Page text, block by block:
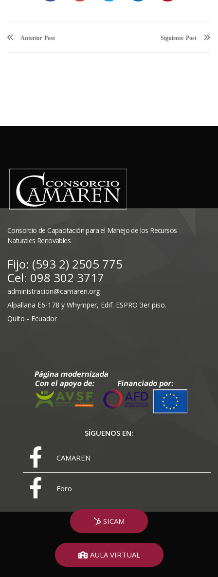
Anterior Siguiente
Consorcio de Capacitación para el Manejo de los Recursos
Naturales Renovables
Fijo: (593 2) 2505 775
Cel: 098 302 3717
administracion@camaren.org
Alpallana E6-178 y Whymper, Edif. ESPRO 3er piso.
Quito - Ecuador
SÍGUENOS EN:
CAMAREN
Foro
SICAM
AULA VIRTUAL